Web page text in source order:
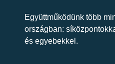
Együttműködünk több
országban:
és egyebekkel.